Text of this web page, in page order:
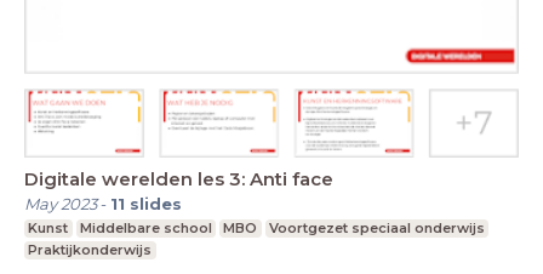
Digitale werelden les 3: Anti face
May 2023- 11 slides
Kunst Middelbare school MBO
Voortgezet speciaal onderwijs
Praktijkonderwijs